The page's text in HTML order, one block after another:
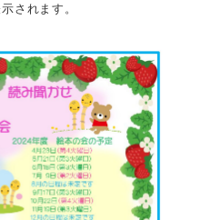
されます。